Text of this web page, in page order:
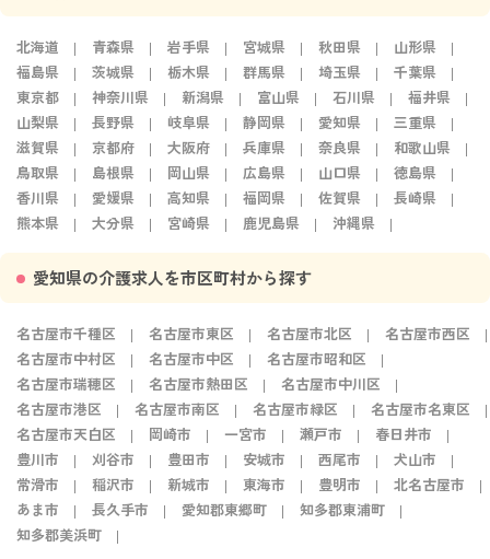
北海道 青森県 岩手県 宮城県 秋田県
山形県
福島県
茨城県 栃木県 群馬県 埼玉県
千葉県
東京都
神奈川県 新潟県 富山県 石川県
福井県
山梨県
長野県 岐阜県 静岡県 愛知県
三重県
滋賀県
京都府 大阪府 兵庫県 奈良県
和歌山県
鳥取県
島根県 岡山県 広島県 山口県
徳島県
香川県
愛媛県 高知県 福岡県 佐賀県
長崎県
熊本県
大分県 宮崎県 鹿児島県 沖縄県
愛知県の介護求人を市区町村から探す
名古屋市千種区 名古屋市東区 名古屋市北区
名古屋市西区
名古屋市中村区
名古屋市中区
名古屋市昭和区
名古屋市瑞穂区
名古屋市熱田区
名古屋市中川区
名古屋市港区
名古屋市南区 名古屋市緑区
名古屋市名東区
名古屋市天白区
岡崎市 一宮市 瀬戸市
春日井市
豊川市
刈谷市 豊田市 安城市 西尾市
犬山市
常滑市
稲沢市 新城市 東海市 豊明市
北名古屋市
あま市
長久手市 愛知郡東郷町
知多郡東浦町
知多郡美浜町